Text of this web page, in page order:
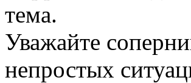
тема.
Уважайте
непростых